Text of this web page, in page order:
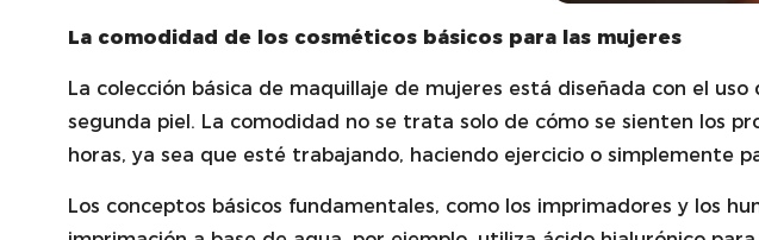
La comodidad de los cosméticos básicos para las mujeres
La colección básica de maquillaje de mujeres está diseñada con el
segunda piel. La comodidad no se trata solo de cómo se sienten los
horas, ya sea que esté trabajando, haciendo ejercicio o simplemente
Los conceptos básicos fundamentales, como los imprimadores y los